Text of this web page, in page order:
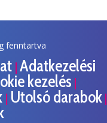
fenntartva
| Adatkezelési
kezelés |
| Utolsó darabok|